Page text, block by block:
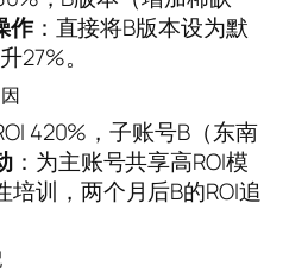
作：直接将B版本设为默
27%。
420%，子账号B（东南
：为主账号共享高ROI模
训，两个月后B的ROI追